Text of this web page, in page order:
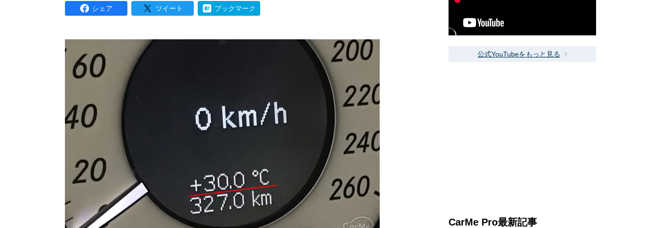
シェア ツイート ブックマーク
公式YouTubeをもっと見る
CarMe Pro最新記事